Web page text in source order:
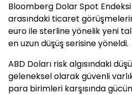
Bloomberg Dolar Spot Endeksi
arasındaki ticaret
euro ile sterline yönelik yeni
en uzun düşüş serisine yöneldi.
ABD Doları risk algısındaki
geleneksel olarak güvenli
para birimleri karşısında